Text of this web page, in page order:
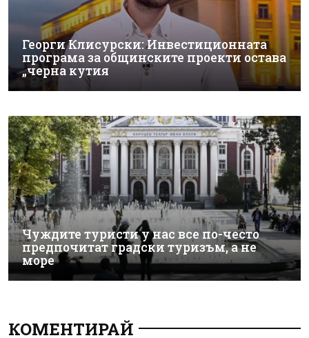
Георги Клисурски: Инвестиционната
програма за общинските проекти остава
„черна кутия
Чуждите туристи у нас все по-често
предпочитат градски туризъм, а не
море
КОМЕНТИРАЙ